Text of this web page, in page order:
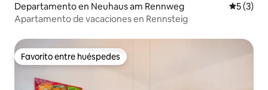
Departamento en Neuhaus am Rennweg
5 (3)
Apartamento de vacaciones en Rennsteig
Favorito entre huéspedes
Favorito entre huéspedes